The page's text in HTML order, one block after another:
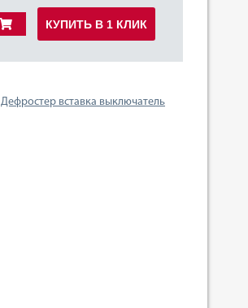
КУПИТЬ В 1 КЛИК
Дефростер вставка выключатель